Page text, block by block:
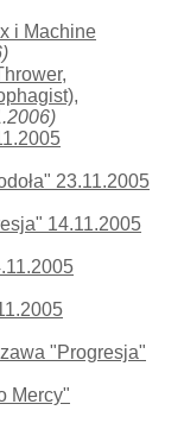
i Machine
23.11.2005
14.11.2005
"Progresja"
Mercy"